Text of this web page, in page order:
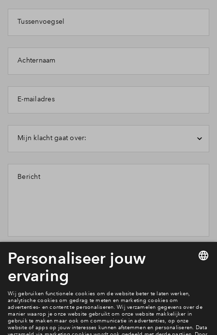
Tussenvoegsel
Achternaam
E-mailadres
Mijn klacht gaat over:
Bericht
Wil je weten wat wij met je gegevens doen? Klik dan hier
voor onsprivacy statement.
Verstuur